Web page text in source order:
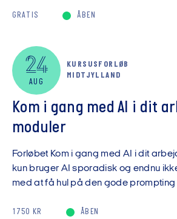
GRATIS ÅBEN
24
AUG
KURSUSFORLØB
MIDTJYLLAND
Kom i gang med AI i dit
moduler
Forløbet Kom i gang med AI i dit
kun bruger AI sporadisk og endnu
med at få hul på den gode prompting
1750 KR ÅBEN